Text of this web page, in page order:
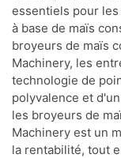
essentiels pour
à base de maïs
broyeurs de maïs
Machinery, les
technologie de
polyvalence et
les broyeurs de
Machinery est un
la rentabilité, tout